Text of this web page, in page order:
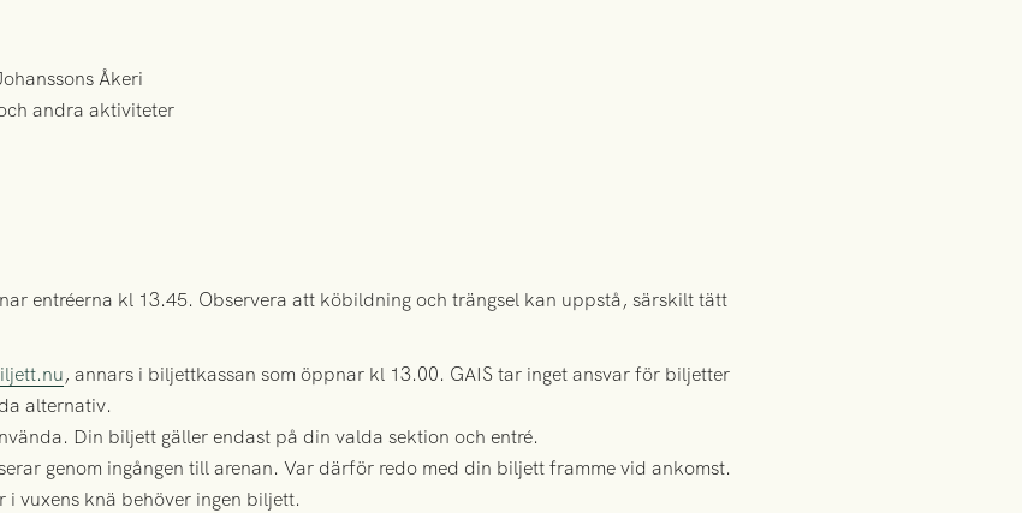
Åkeri
andra aktiviteter
entréerna kl 13.45. Observera att köbildning och trängsel kan uppstå, särskilt tätt
, annars i biljettkassan som öppnar kl 13.00. GAIS tar inget ansvar för biljetter
alternativ.
Din biljett gäller endast på din valda sektion och entré.
genom ingången till arenan. Var därför redo med din biljett framme vid ankomst.
vuxens knä behöver ingen biljett.